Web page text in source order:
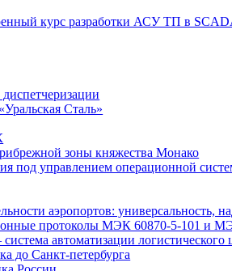
курс разработки АСУ ТП в
Сталь»
зоны княжества Монако
под управлением операционной
аэропортов: универсальность,
протоколы МЭК 60870-5-101 и
автоматизации логистического
до Санкт-петербурга